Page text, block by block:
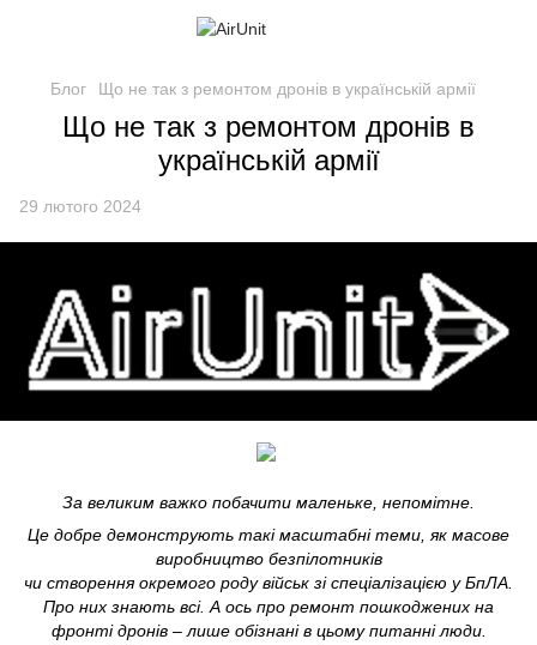
Блог Що не так з ремонтом дронів в українській армії
Що не так з ремонтом дронів в
українській армії
29 лютого 2024
За великим важко побачити маленьке, непомітне.
Це добре демонструють такі масштабні теми, як масове
виробництво безпілотників
чи створення окремого роду військ зі спеціалізацією у БпЛА.
Про них знають всі. А ось про ремонт пошкоджених на
фронті дронів – лише обізнані в цьому питанні люди.